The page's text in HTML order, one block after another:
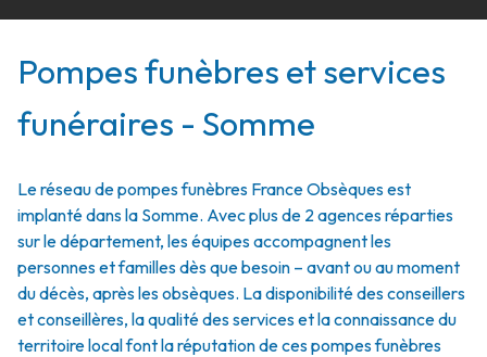
Pompes funèbres et services
funéraires - Somme
Le réseau de pompes funèbres France Obsèques est
implanté dans la Somme. Avec plus de 2 agences réparties
sur le département, les équipes accompagnent les
personnes et familles dès que besoin – avant ou au moment
du décès, après les obsèques. La disponibilité des conseillers
et conseillères, la qualité des services et la connaissance du
territoire local font la réputation de ces pompes funèbres